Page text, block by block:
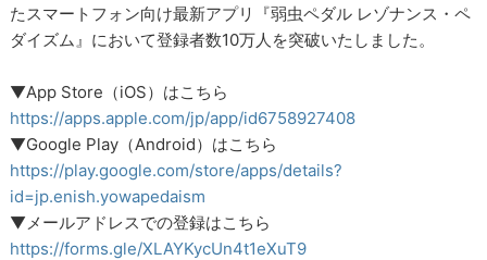
たスマートフォン向け最新アプリ『弱虫ペダル レゾナンス・ペ
ダイズム』において登録者数10万人を突破いたしました。
▼App Store（iOS）はこちら
https://apps.apple.com/jp/app/id6758927408
▼Google Play（Android）はこちら
https://play.google.com/store/apps/details?
id=jp.enish.yowapedaism
▼メールアドレスでの登録はこちら
https://forms.gle/XLAYKycUn4t1eXuT9